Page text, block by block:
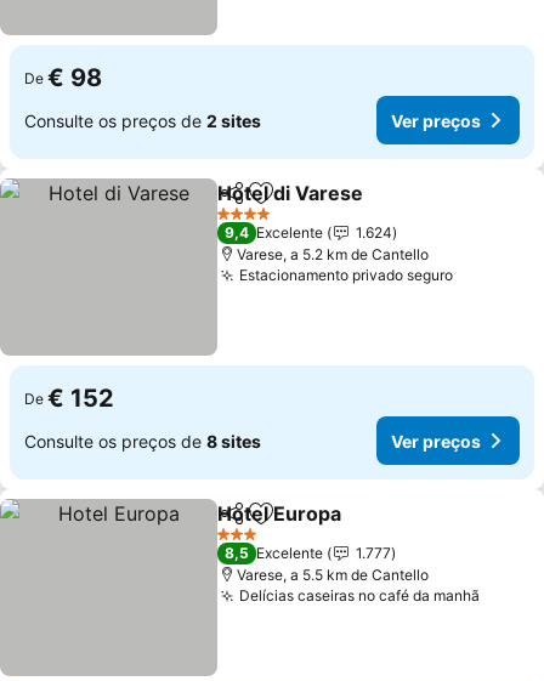
De € 98
Consulte os preços de 2 sites Ver preços
PartilharAdicionar aos favoritos
Hotel di Varese
4 Estrelas
9,4 Excelente
1.624
Varese, a 5.2 km de Cantello
Estacionamento privado seguro
De € 152
Consulte os preços de 8 sites Ver preços
PartilharAdicionar aos favoritos
Hotel Europa
3 Estrelas
8,5 Excelente
1.777
Varese, a 5.5 km de Cantello
Delícias caseiras no café da manhã